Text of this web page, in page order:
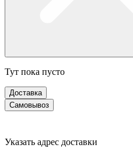
Тут пока пусто
Доставка
Самовывоз
Указать адрес доставки